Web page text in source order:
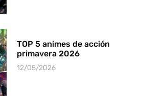
TOP 5 animes de acción
primavera 2026
12/05/2026